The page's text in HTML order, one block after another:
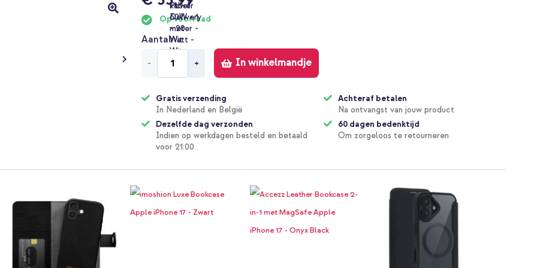
Op voorraad
Aantal
- + In winkelmandje
Gratis verzending
In Nederland en België
Dezelfde dag verzonden
Indien op werkdagen besteld en betaald
voor 21:00
Achteraf betalen
Na ontvangst van jouw product
60 dagen bedenktijd
Om zorgeloos te retourneren